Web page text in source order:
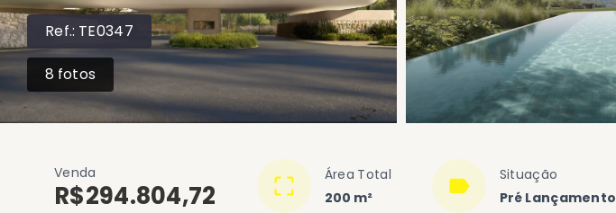
Ref.: TE0347
8 fotos
Venda
R$294.804,72
Área Total
200 m²
Situação
Pré Lançamento